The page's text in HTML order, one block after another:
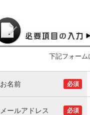
下記フォーム
お名前 必須
メールアドレス 必須